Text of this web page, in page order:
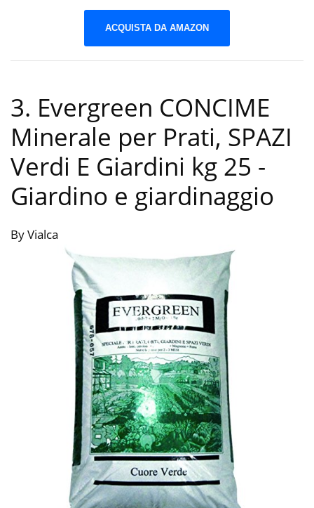
ACQUISTA DA AMAZON
3. Evergreen CONCIME
Minerale per Prati, SPAZI
Verdi E Giardini kg 25 -
Giardino e giardinaggio
By Vialca